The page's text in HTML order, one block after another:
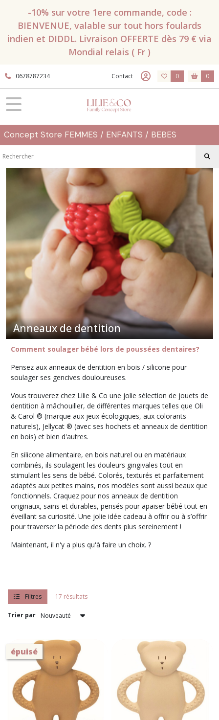
-10% sur votre 1ere commande, code :
BIENVENUE, valable sur tout hors foulards
indien et DIDDL. Livraison OFFERTE dès 79 € via
Mondial relais ( Fr )
0678787234 Contact 0 0
Concept Store FEMMES / ENFANTS / BEBES
Anneaux de dentition
Comment soulager bébé lors de poussées dentaires?
Pensez aux anneaux de dentition en bois / silicone pour
soulager ses gencives douloureuses.
Vous trouverez chez Lilie & Co une jolie sélection de jouets de
dentition à mâchouiller, de différentes marques telles que Oli
& Carol ® (marque aux jeux écologiques, aux colorants
naturels), Jellycat ® (avec ses hochets et anneaux de dentition
en bois) et bien d'autres.
En silicone alimentaire, en bois naturel ou en matériaux
combinés, ils soulagent les douleurs gingivales tout en
stimulant les sens de bébé. Colorés, texturés et parfaitement
adaptés aux petites mains, nos modèles sont aussi beaux que
fonctionnels. Craquez pour nos anneaux de dentition
originaux, sains et durables, pensés pour apaiser bébé tout en
éveillant sa curiosité. Une jolie idée cadeau à offrir ou à s’offrir
pour traverser la période des dents plus sereinement !
Maintenant, il n'y a plus qu'à faire un choix. ?
Filtres 17 résultats
Trier par
épuisé
FILTRES
produits
Naissance
-
Bébé
dentition
Afficher